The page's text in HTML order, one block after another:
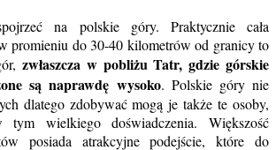
na polskie góry. Praktycznie cała
promieniu do 30-40 kilometrów od granicy to
zwłaszcza w pobliżu Tatr, gdzie górskie
są naprawdę wysoko. Polskie góry nie
dlatego zdobywać mogą je także te osoby,
wielkiego doświadczenia. Większość
posiada atrakcyjne podejście, które do